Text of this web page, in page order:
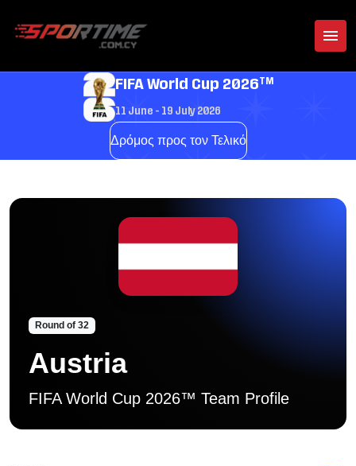
FIFA World Cup 2026TM
11 June - 19 July 2026
Δρόμος προς τον Τελικό
Round of 32
Austria
FIFA World Cup 2026™ Team Profile